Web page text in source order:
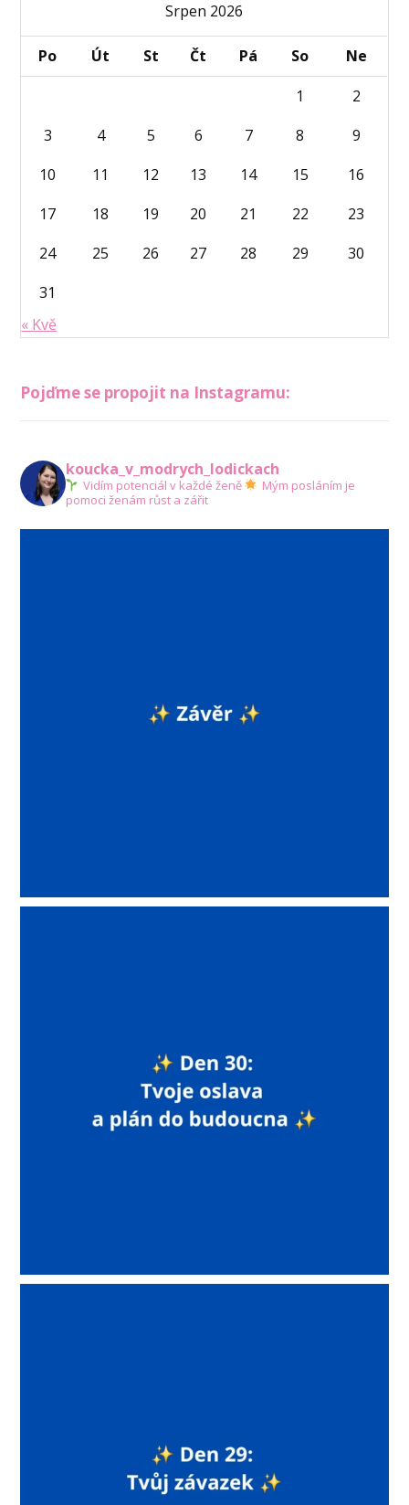
Srpen 2026
Po Út St Čt Pá So
Ne
1
2
3
4 5 6 7 8
9
10
11 12 13 14 15
16
17
18 19 20 21 22
23
24
25 26 27 28 29
30
31
« Kvě
Pojďme se propojit na Instagramu:
koucka_v_modrych_lodickach
Vidím potenciál v každé ženě
Mým posláním je
pomoci ženám růst a zářit